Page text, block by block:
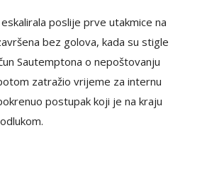
poslije prve utakmice na
bez golova, kada su stigle
Sautemptona o nepoštovanju
zatražio vrijeme za internu
postupak koji je na kraju